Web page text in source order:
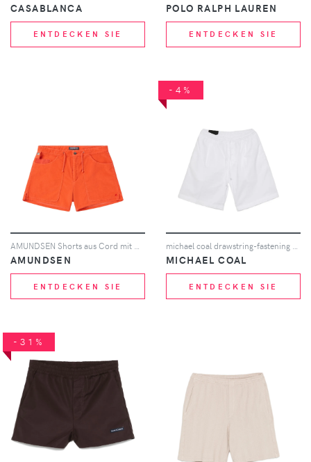
CASABLANCA
ENTDECKEN SIE
POLO RALPH LAUREN
ENTDECKEN SIE
AMUNDSEN
ENTDECKEN SIE
-4%
MICHAEL COAL
ENTDECKEN SIE
-31%